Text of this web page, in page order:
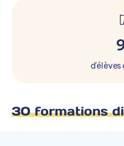
d'élèves
30 formations